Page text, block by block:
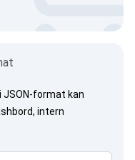
format kan
intern